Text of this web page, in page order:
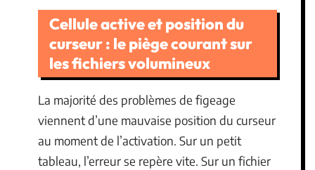
Cellule active et position du
curseur : le piège courant sur
les fichiers volumineux
La majorité des problèmes de figeage
viennent d’une mauvaise position du curseur
au moment de l’activation. Sur un petit
tableau, l’erreur se repère vite. Sur un fichier